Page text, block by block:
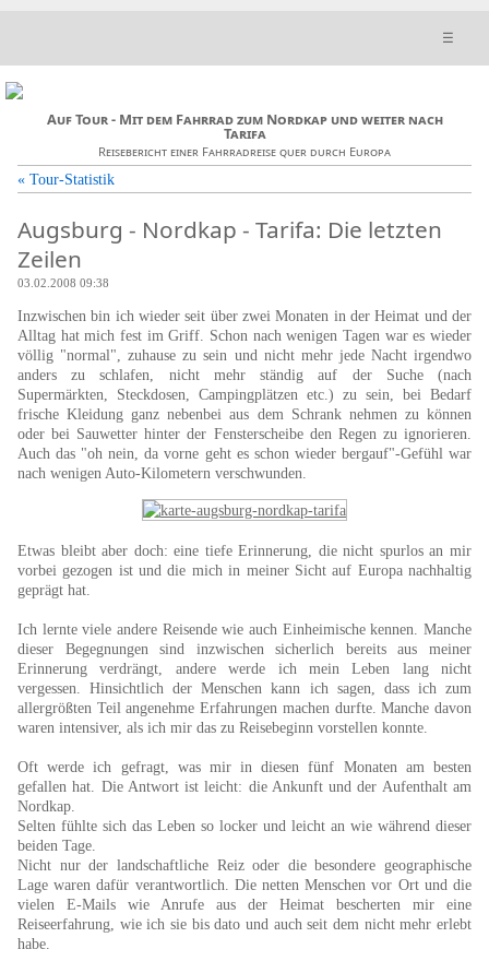
☰
Auf Tour - Mit dem Fahrrad zum Nordkap und weiter nach
Tarifa
Reisebericht einer Fahrradreise quer durch Europa
« Tour-Statistik
Augsburg - Nordkap - Tarifa: Die letzten
Zeilen
03.02.2008 09:38
Inzwischen bin ich wieder seit über zwei Monaten in der Heimat und der
Alltag hat mich fest im Griff. Schon nach wenigen Tagen war es wieder
völlig "normal", zuhause zu sein und nicht mehr jede Nacht irgendwo
anders zu schlafen, nicht mehr ständig auf der Suche (nach
Supermärkten, Steckdosen, Campingplätzen etc.) zu sein, bei Bedarf
frische Kleidung ganz nebenbei aus dem Schrank nehmen zu können
oder bei Sauwetter hinter der Fensterscheibe den Regen zu ignorieren.
Auch das "oh nein, da vorne geht es schon wieder bergauf"-Gefühl war
nach wenigen Auto-Kilometern verschwunden.
Etwas bleibt aber doch: eine tiefe Erinnerung, die nicht spurlos an mir
vorbei gezogen ist und die mich in meiner Sicht auf Europa nachhaltig
geprägt hat.
Ich lernte viele andere Reisende wie auch Einheimische kennen. Manche
dieser Begegnungen sind inzwischen sicherlich bereits aus meiner
Erinnerung verdrängt, andere werde ich mein Leben lang nicht
vergessen. Hinsichtlich der Menschen kann ich sagen, dass ich zum
allergrößten Teil angenehme Erfahrungen machen durfte. Manche davon
waren intensiver, als ich mir das zu Reisebeginn vorstellen konnte.
Oft werde ich gefragt, was mir in diesen fünf Monaten am besten
gefallen hat. Die Antwort ist leicht: die Ankunft und der Aufenthalt am
Nordkap.
Selten fühlte sich das Leben so locker und leicht an wie während dieser
beiden Tage.
Nicht nur der landschaftliche Reiz oder die besondere geographische
Lage waren dafür verantwortlich. Die netten Menschen vor Ort und die
vielen E-Mails wie Anrufe aus der Heimat bescherten mir eine
Reiseerfahrung, wie ich sie bis dato und auch seit dem nicht mehr erlebt
habe.